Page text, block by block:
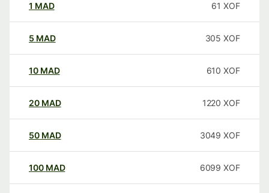
1 MAD 61 XOF
5 MAD 305 XOF
10 MAD 610 XOF
20 MAD 1220 XOF
50 MAD 3049 XOF
100 MAD 6099 XOF